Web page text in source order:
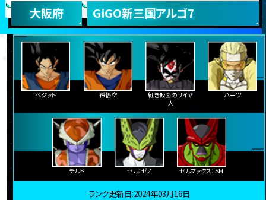
大阪府 GiGO新三国アルゴ7
ベジット 孫悟空
紅き仮面のサイヤ
人
ハーツ
チルド セル：ゼノ セルマックス：ＳＨ
ランク更新日:2024年03月16日